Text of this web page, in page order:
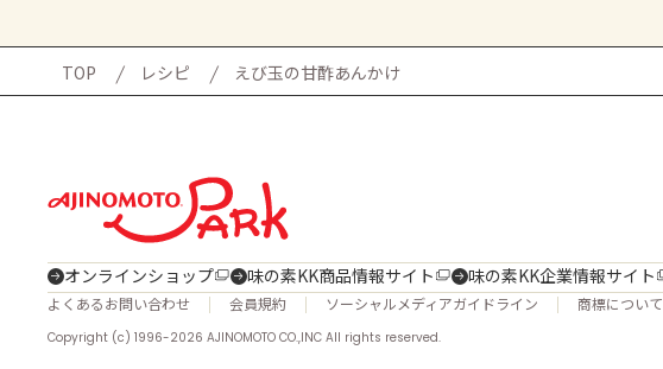
TOP レシピ えび玉の甘酢あんかけ
オンラインショップ 味の素KK商品情報サイト 味の素KK企業情報サイト
よくあるお問い合わせ 会員規約 ソーシャルメディアガイドライン 商標について
Copyright (c) 1996-2026 AJINOMOTO CO.,INC All rights reserved.